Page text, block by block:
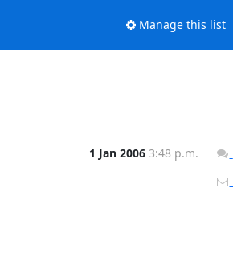
Manage this list
1 Jan 2006 3:48 p.m.